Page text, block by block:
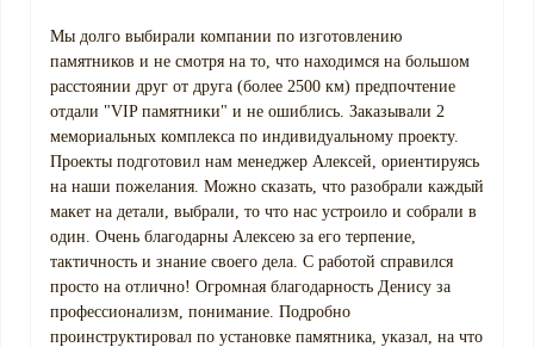
Мы долго выбирали компании по изготовлению
памятников и не смотря на то, что находимся на большом
расстоянии друг от друга (более 2500 км) предпочтение
отдали "VIP памятники" и не ошиблись. Заказывали 2
мемориальных комплекса по индивидуальному проекту.
Проекты подготовил нам менеджер Алексей, ориентируясь
на наши пожелания. Можно сказать, что разобрали каждый
макет на детали, выбрали, то что нас устроило и собрали в
один. Очень благодарны Алексею за его терпение,
тактичность и знание своего дела. С работой справился
просто на отлично! Огромная благодарность Денису за
профессионализм, понимание. Подробно
проинструктировал по установке памятника, указал, на что